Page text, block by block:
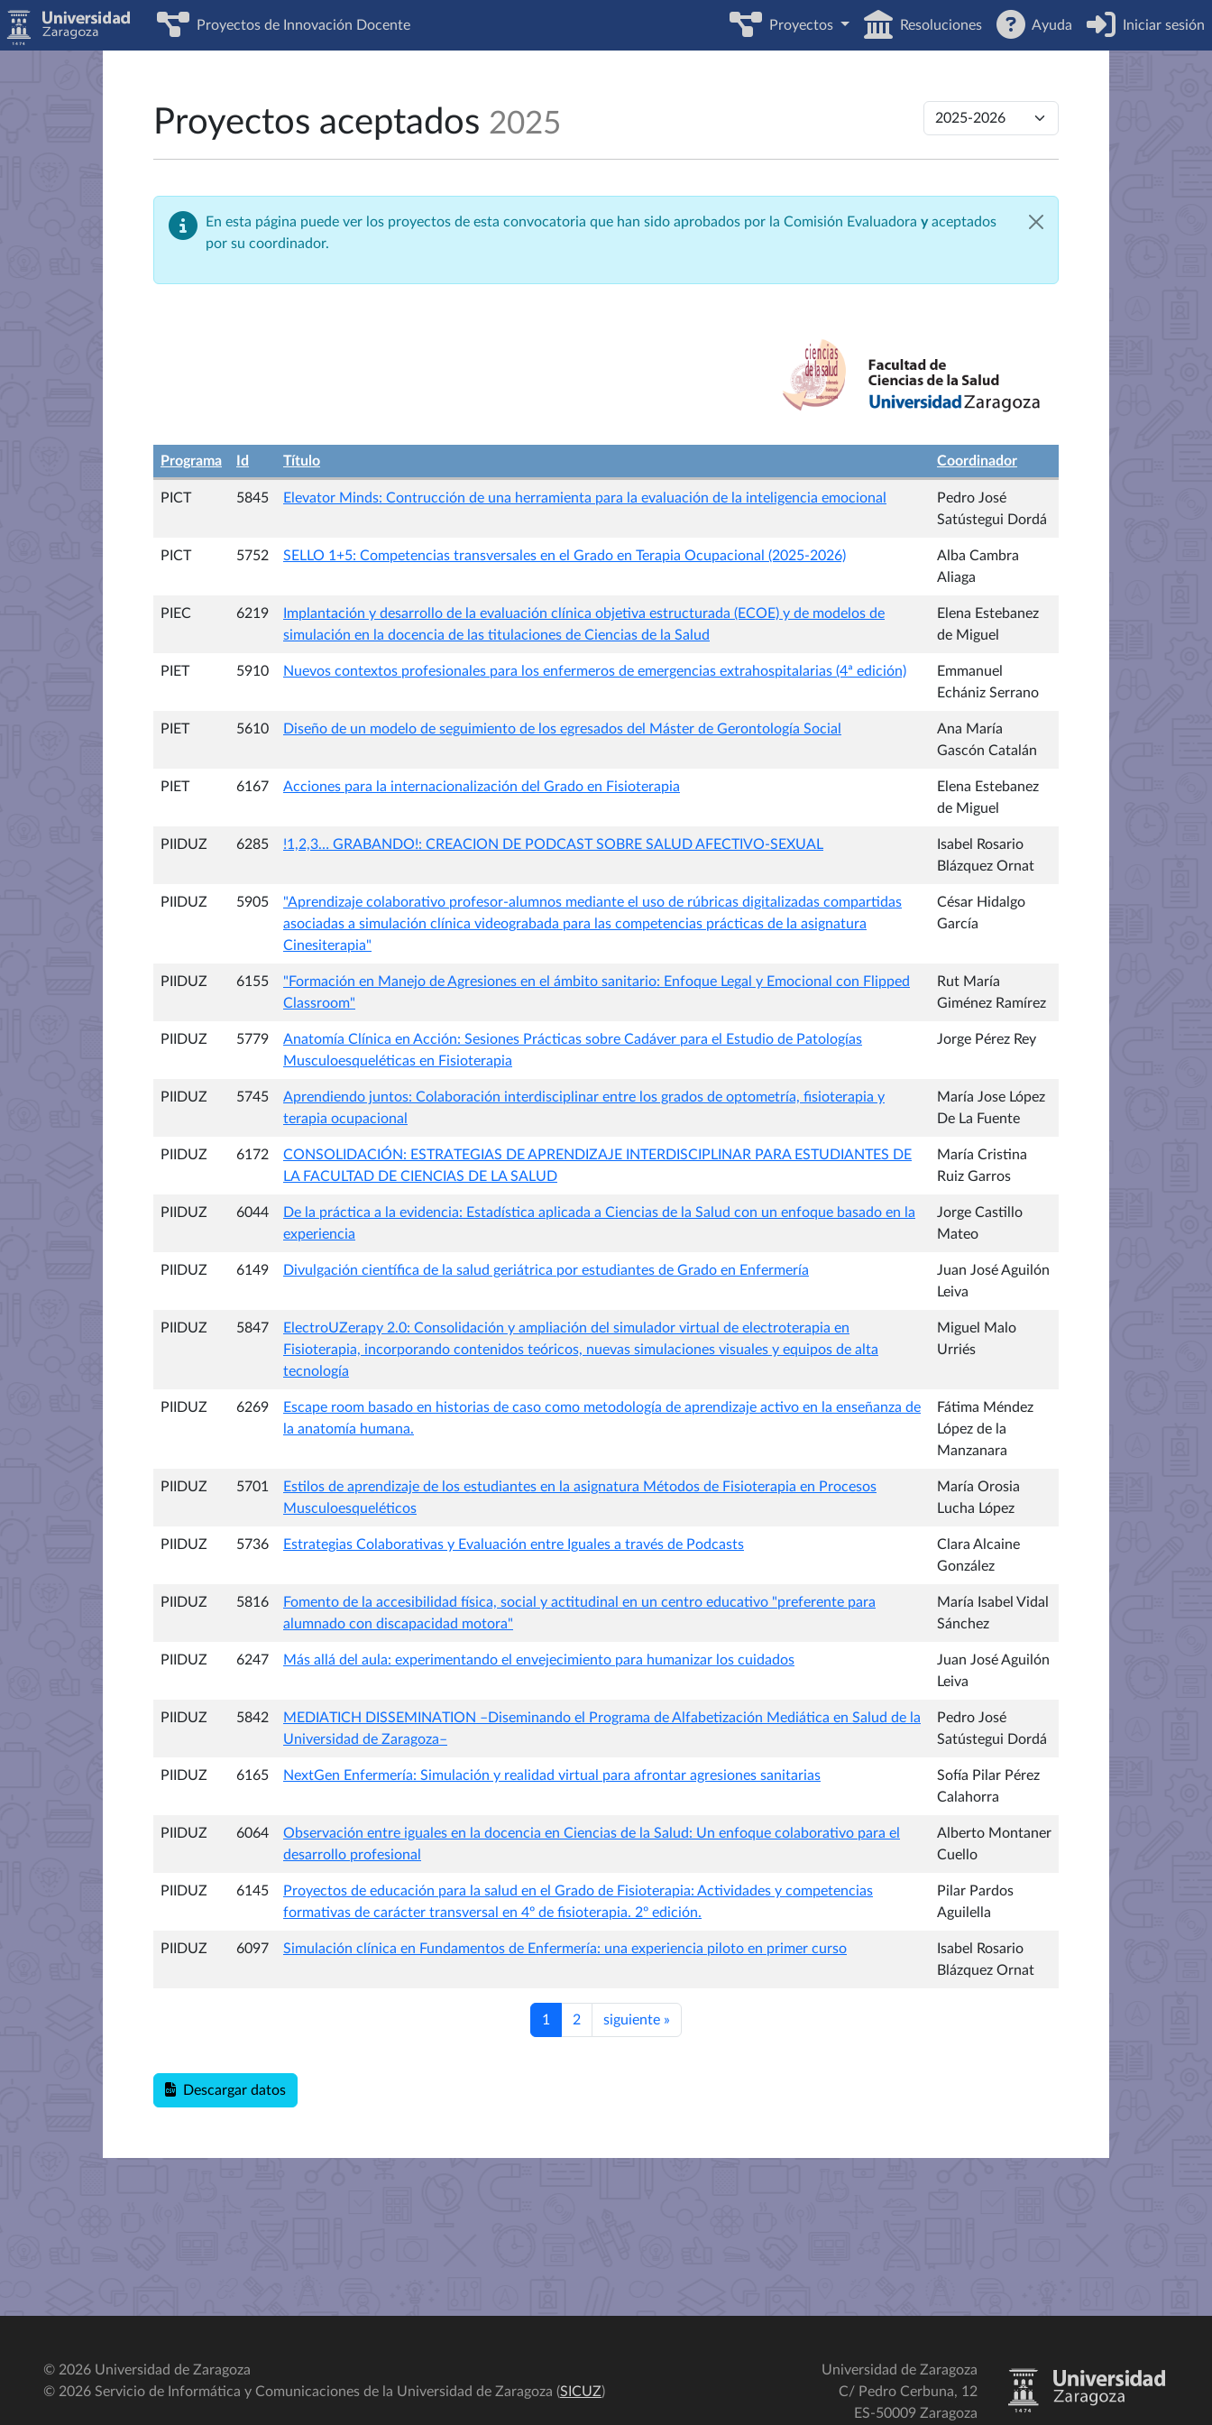
Proyectos de Innovación Docente Proyectos Resoluciones Ayuda Iniciar sesión
Proyectos aceptados 2025
En esta página puede ver los proyectos de esta convocatoria que han sido aprobados por la Comisión Evaluadora yaceptados
por su coordinador.
Programa Id Título Coordinador
PICT 5845 Elevator Minds: Contrucción de una herramienta para la evaluación de la inteligencia emocional
Pedro José
Satústegui Dordá
PICT 5752 SELLO 1+5: Competencias transversales en el Grado en Terapia Ocupacional (2025-2026)
Alba Cambra
Aliaga
PIEC 6219
Implantación y desarrollo de la evaluación clínica objetiva estructurada (ECOE) y de modelos de
simulación en la docencia de las titulaciones de Ciencias de la Salud
Elena Estebanez
de Miguel
PIET 5910 Nuevos contextos profesionales para los enfermeros de emergencias extrahospitalarias (4ª edición)
Emmanuel
Echániz Serrano
PIET 5610 Diseño de un modelo de seguimiento de los egresados del Máster de Gerontología Social
Ana María
Gascón Catalán
PIET 6167 Acciones para la internacionalización del Grado en Fisioterapia
Elena Estebanez
de Miguel
PIIDUZ 6285 !1,2,3… GRABANDO!: CREACION DE PODCAST SOBRE SALUD AFECTIVO-SEXUAL
Isabel Rosario
Blázquez Ornat
PIIDUZ 5905
"Aprendizaje colaborativo profesor-alumnos mediante el uso de rúbricas digitalizadas compartidas
asociadas a simulación clínica videograbada para las competencias prácticas de la asignatura
Cinesiterapia"
César Hidalgo
García
PIIDUZ 6155
"Formación en Manejo de Agresiones en el ámbito sanitario: Enfoque Legal y Emocional con Flipped
Classroom"
Rut María
Giménez Ramírez
PIIDUZ 5779
Anatomía Clínica en Acción: Sesiones Prácticas sobre Cadáver para el Estudio de Patologías
Musculoesqueléticas en Fisioterapia
Jorge Pérez Rey
PIIDUZ 5745
Aprendiendo juntos: Colaboración interdisciplinar entre los grados de optometría, fisioterapia y
terapia ocupacional
María Jose López
De La Fuente
PIIDUZ 6172
CONSOLIDACIÓN: ESTRATEGIAS DE APRENDIZAJE INTERDISCIPLINAR PARA ESTUDIANTES DE
LA FACULTAD DE CIENCIAS DE LA SALUD
María Cristina
Ruiz Garros
PIIDUZ 6044
De la práctica a la evidencia: Estadística aplicada a Ciencias de la Salud con un enfoque basado en la
experiencia
Jorge Castillo
Mateo
PIIDUZ 6149 Divulgación científica de la salud geriátrica por estudiantes de Grado en Enfermería
Juan José Aguilón
Leiva
PIIDUZ 5847
ElectroUZerapy 2.0: Consolidación y ampliación del simulador virtual de electroterapia en
Fisioterapia, incorporando contenidos teóricos, nuevas simulaciones visuales y equipos de alta
tecnología
Miguel Malo
Urriés
PIIDUZ 6269
Escape room basado en historias de caso como metodología de aprendizaje activo en la enseñanza de
la anatomía humana.
Fátima Méndez
López de la
Manzanara
PIIDUZ 5701
Estilos de aprendizaje de los estudiantes en la asignatura Métodos de Fisioterapia en Procesos
Musculoesqueléticos
María Orosia
Lucha López
PIIDUZ 5736 Estrategias Colaborativas y Evaluación entre Iguales a través de Podcasts
Clara Alcaine
González
PIIDUZ 5816
Fomento de la accesibilidad física, social y actitudinal en un centro educativo "preferente para
alumnado con discapacidad motora"
María Isabel Vidal
Sánchez
PIIDUZ 6247 Más allá del aula: experimentando el envejecimiento para humanizar los cuidados
Juan José Aguilón
Leiva
PIIDUZ 5842
MEDIATICH DISSEMINATION –Diseminando el Programa de Alfabetización Mediática en Salud de la
Universidad de Zaragoza–
Pedro José
Satústegui Dordá
PIIDUZ 6165 NextGen Enfermería: Simulación y realidad virtual para afrontar agresiones sanitarias
Sofía Pilar Pérez
Calahorra
PIIDUZ 6064
Observación entre iguales en la docencia en Ciencias de la Salud: Un enfoque colaborativo para el
desarrollo profesional
Alberto Montaner
Cuello
PIIDUZ 6145
Proyectos de educación para la salud en el Grado de Fisioterapia: Actividades y competencias
formativas de carácter transversal en 4º de fisioterapia. 2º edición.
Pilar Pardos
Aguilella
PIIDUZ 6097 Simulación clínica en Fundamentos de Enfermería: una experiencia piloto en primer curso
Isabel Rosario
Blázquez Ornat
1 2 siguiente »
Descargar datos
© 2026 Universidad de Zaragoza
© 2026 Servicio de Informática y Comunicaciones de la Universidad de Zaragoza (SICUZ)
Universidad de Zaragoza
C/ Pedro Cerbuna, 12
ES-50009 Zaragoza